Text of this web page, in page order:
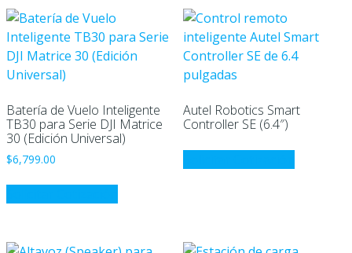
Batería de Vuelo Inteligente
TB30 para Serie DJI Matrice
30 (Edición Universal)
$6,799.00
Autel Robotics Smart
Controller SE (6.4″)